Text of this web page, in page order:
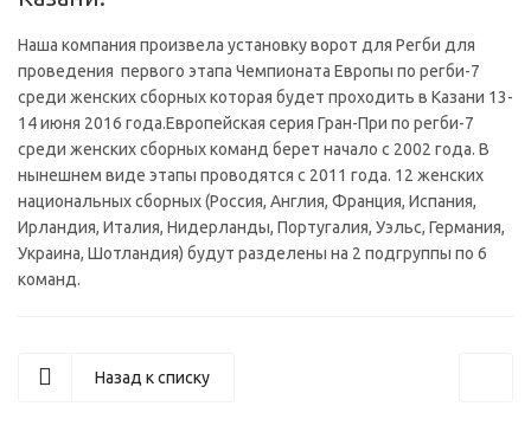
Наша компания произвела установку ворот для Регби для
проведения первого этапа Чемпионата Европы по регби-7
среди женских сборных которая будет проходить в Казани 13-
14 июня 2016 года.Европейская серия Гран-При по регби-7
среди женских сборных команд берет начало с 2002 года. В
нынешнем виде этапы проводятся с 2011 года. 12 женских
национальных сборных (Россия, Англия, Франция, Испания,
Ирландия, Италия, Нидерланды, Португалия, Уэльс, Германия,
Украина, Шотландия) будут разделены на 2 подгруппы по 6
команд.
Назад к списку